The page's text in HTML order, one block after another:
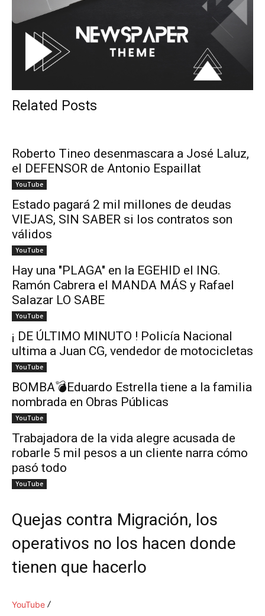
Related Posts
Roberto Tineo desenmascara a José Laluz,
el DEFENSOR de Antonio Espaillat
YouTube
Estado pagará 2 mil millones de deudas
VIEJAS, SIN SABER si los contratos son
válidos
YouTube
Hay una "PLAGA" en la EGEHID el ING.
Ramón Cabrera el MANDA MÁS y Rafael
Salazar LO SABE
YouTube
¡ DE ÚLTIMO MINUTO ! Policía Nacional
ultima a Juan CG, vendedor de motocicletas
YouTube
BOMBA💣Eduardo Estrella tiene a la familia
nombrada en Obras Públicas
YouTube
Trabajadora de la vida alegre acusada de
robarle 5 mil pesos a un cliente narra cómo
pasó todo
YouTube
Quejas contra Migración, los
operativos no los hacen donde
tienen que hacerlo
YouTube